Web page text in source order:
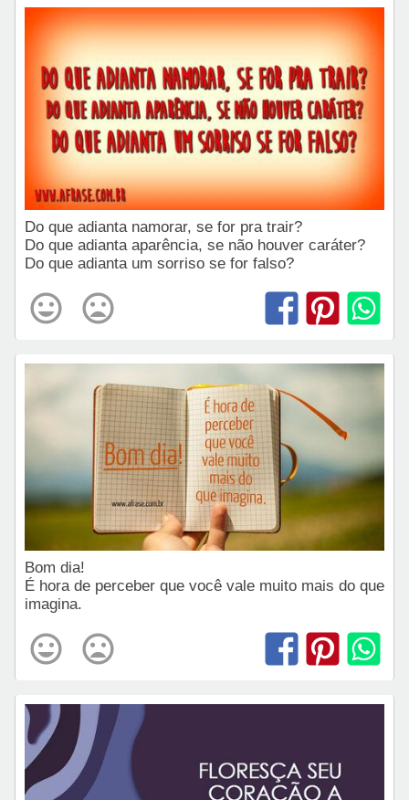
Do que adianta namorar, se for pra trair?
Do que adianta aparência, se não houver caráter?
Do que adianta um sorriso se for falso?
Bom dia!
É hora de perceber que você vale muito mais do que
imagina.